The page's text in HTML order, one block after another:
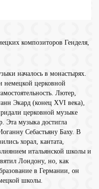
композиторов Генделя,
началось в монастырях.
немецкой церковной
Лютер,
Экард (конец XVI века),
церковной музыке
Эта музыка достигла
Себастьяну Баху. В
хорал, кантата,
итальянской школы и
Лондону, но, как
в Германии, он
школы.